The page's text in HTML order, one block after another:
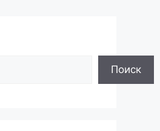
Поиск